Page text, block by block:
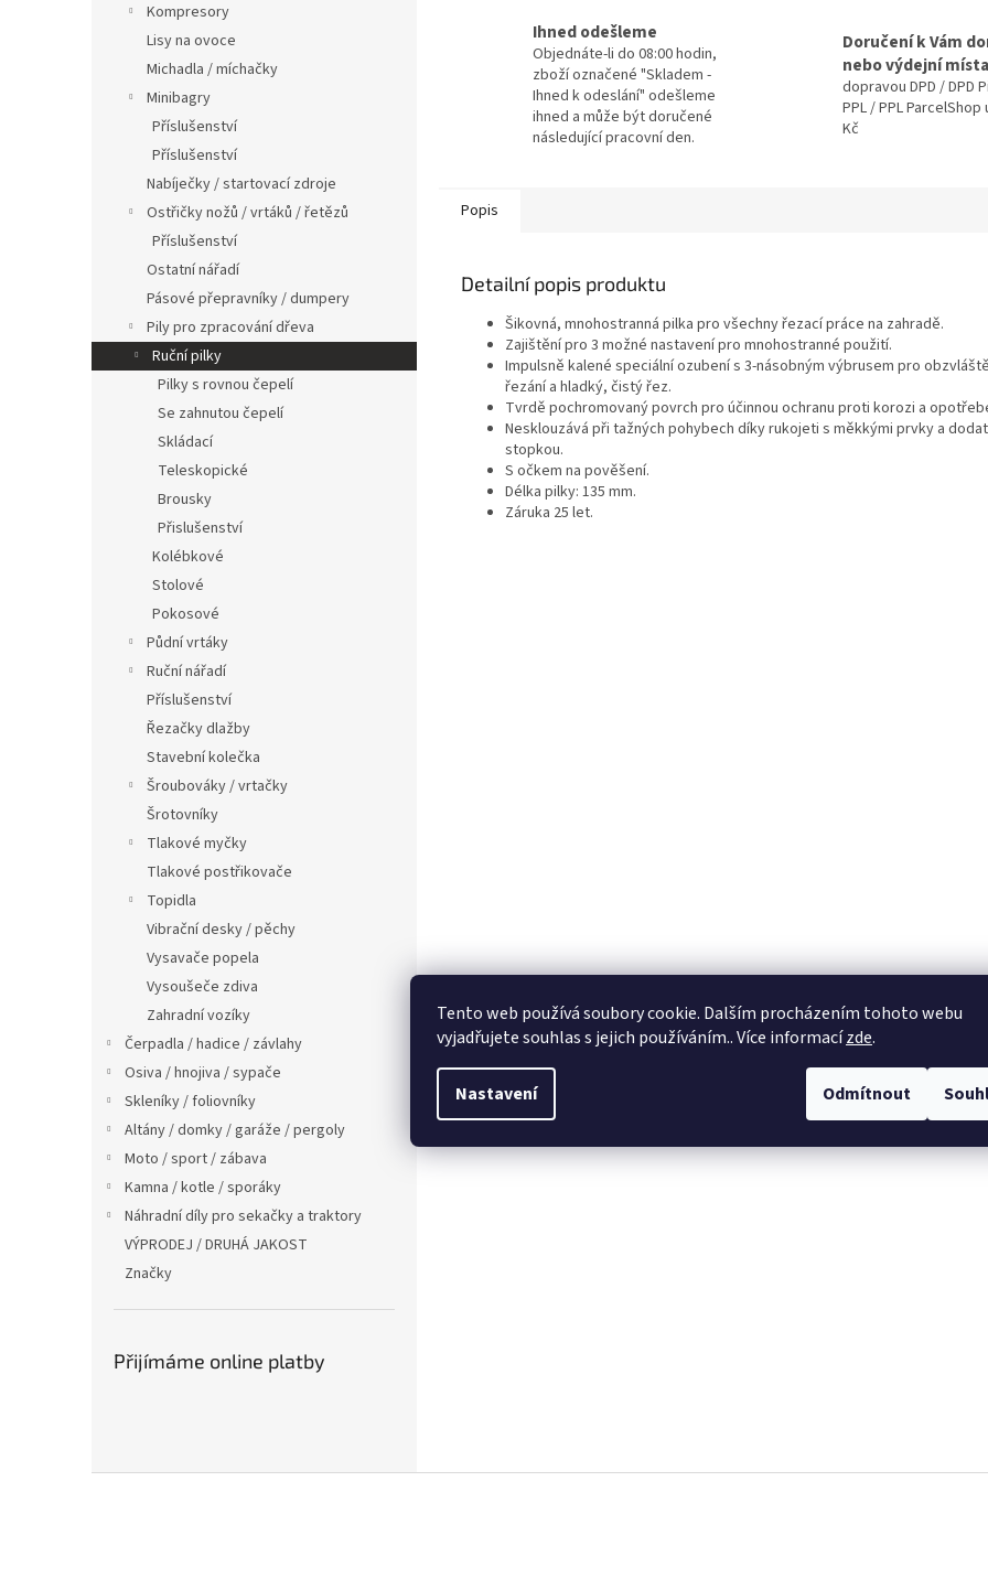
Tento web používá soubory cookie. Dalším procházením tohoto webu
vyjadřujete souhlas s jejich používáním.. Více informacízde.
Nastavení Odmítnout
Kompresory
Lisy na ovoce
Michadla / míchačky
Minibagry
Příslušenství
Příslušenství
Nabíječky / startovací zdroje
Ostřičky nožů / vrtáků / řetězů
Příslušenství
Ostatní nářadí
Pásové přepravníky / dumpery
Pily pro zpracování dřeva
Ruční pilky
Pilky s rovnou čepelí
Se zahnutou čepelí
Skládací
Teleskopické
Brousky
Přislušenství
Kolébkové
Stolové
Pokosové
Půdní vrtáky
Ruční nářadí
Příslušenství
Řezačky dlažby
Stavební kolečka
Šroubováky / vrtačky
Šrotovníky
Tlakové myčky
Tlakové postřikovače
Topidla
Vibrační desky / pěchy
Vysavače popela
Vysoušeče zdiva
Zahradní vozíky
Čerpadla / hadice / závlahy
Osiva / hnojiva / sypače
Skleníky / foliovníky
Altány / domky / garáže / pergoly
Moto / sport / zábava
Kamna / kotle / sporáky
Náhradní díly pro sekačky a traktory
VÝPRODEJ / DRUHÁ JAKOST
Značky
Přijímáme online platby
Ihned odešleme
Objednáte-li do 08:00 hodin,
zboží označené "Skladem -
Ihned k odeslání" odešleme
ihned a může být doručené
následující pracovní den.
Doručení k Vám
nebo výdejní místa
dopravou DPD / DPD
PPL / PPL ParcelShop
Kč
Popis
Detailní popis produktu
Šikovná, mnohostranná pilka pro všechny řezací práce na zahradě.
Zajištění pro 3 možné nastavení pro mnohostranné použití.
Impulsně kalené speciální ozubení s 3-násobným výbrusem pro
řezání a hladký, čistý řez.
Tvrdě pochromovaný povrch pro účinnou ochranu proti korozi a
Nesklouzává při tažných pohybech díky rukojeti s měkkými prvky a
stopkou.
S očkem na pověšení.
Délka pilky: 135 mm.
Záruka 25 let.